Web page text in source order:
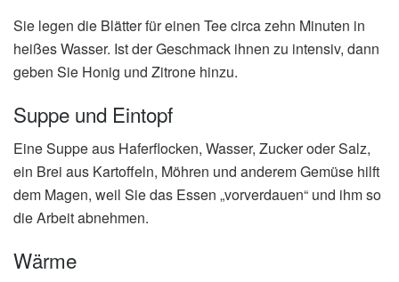
Sie legen die Blätter für einen Tee circa zehn Minuten in
heißes Wasser. Ist der Geschmack ihnen zu intensiv, dann
geben Sie Honig und Zitrone hinzu.
Suppe und Eintopf
Eine Suppe aus Haferflocken, Wasser, Zucker oder Salz,
ein Brei aus Kartoffeln, Möhren und anderem Gemüse hilft
dem Magen, weil Sie das Essen „vorverdauen“ und ihm so
die Arbeit abnehmen.
Wärme